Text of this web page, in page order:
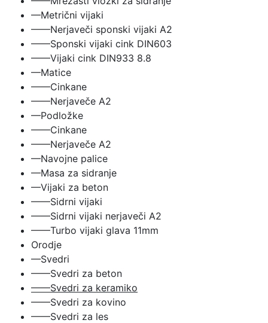
—Metrični vijaki
——Nerjaveči sponski vijaki A2
——Sponski vijaki cink DIN603
——Vijaki cink DIN933 8.8
—Matice
——Cinkane
——Nerjaveče A2
—Podložke
——Cinkane
——Nerjaveče A2
—Navojne palice
—Masa za sidranje
—Vijaki za beton
——Sidrni vijaki
——Sidrni vijaki nerjaveči A2
——Turbo vijaki glava 11mm
Orodje
—Svedri
——Svedri za beton
——Svedri za keramiko
——Svedri za kovino
——Svedri za les